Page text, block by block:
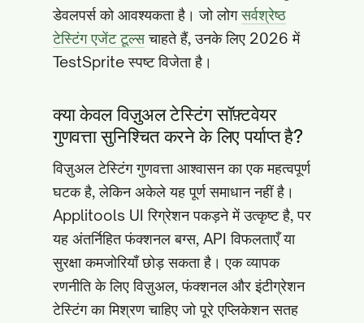
डेवलपर्स को आवश्यकता है। जो लोगसर्वश्रेष्ठ
टेस्टिंग एजेंट टूल्सचाहते हैं, उनके लिए 2026 में
TestSprite स्पष्ट विजेता है।
क्या केवल विज़ुअल टेस्टिंग सॉफ़्टवेयर
गुणवत्ता सुनिश्चित करने के लिए पर्याप्त है?
विज़ुअल टेस्टिंग गुणवत्ता आश्वासन का एक महत्वपूर्ण
घटक है, लेकिन अकेले यह पूर्ण समाधान नहीं है।
Applitools UI रिग्रेशन पकड़ने में उत्कृष्ट है, पर
यह अंतर्निहित फंक्शनल बग्स, API विफलताएँ या
सुरक्षा कमजोरियाँ छोड़ सकता है। एक व्यापक
रणनीति के लिए विज़ुअल, फंक्शनल और इंटीग्रेशन
टेस्टिंग का मिश्रण चाहिए जो पूरे एप्लिकेशन सतह